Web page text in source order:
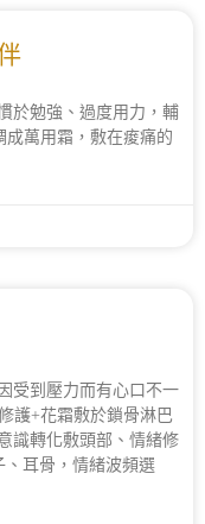
於勉強、過度用力，輔
成萬用霜，敷在痠痛的
受到壓力而有心口不一
護+花霜敷於鎖骨淋巴
識轉化敷頭部、情緒修
耳骨，情緒波頻選